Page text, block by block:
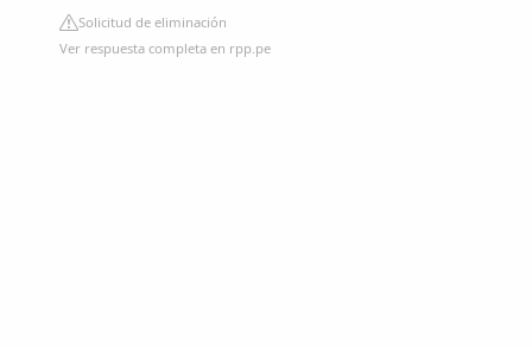
Solicitud de eliminación
Ver respuesta completa en rpp.pe